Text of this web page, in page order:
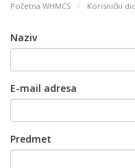
Početna WHMCS Korisnički
Naziv
E-mail adresa
Predmet